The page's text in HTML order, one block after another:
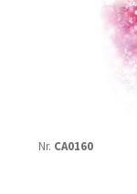
Nr. CA0160